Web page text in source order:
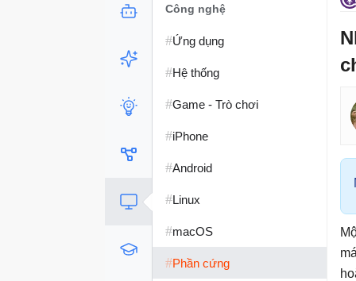
Công nghệ
#Ứng dụng
#Hệ thống
#Game - Trò chơi
#iPhone
#Android
#Linux
#macOS
#Phần cứng